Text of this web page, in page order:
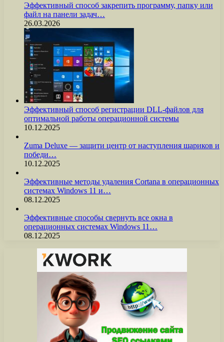
Эффективный способ закрепить программу, папку или
файл на панели задач…
26.03.2026
Эффективный способ регистрации DLL-файлов для
оптимальной работы операционной системы
10.12.2025
Zuma Deluxe — защити центр от наступления шариков и
победи…
10.12.2025
Эффективные методы удаления Cortana в операционных
системах Windows 11 и…
08.12.2025
Эффективные способы свернуть все окна в
операционных системах Windows 11…
08.12.2025